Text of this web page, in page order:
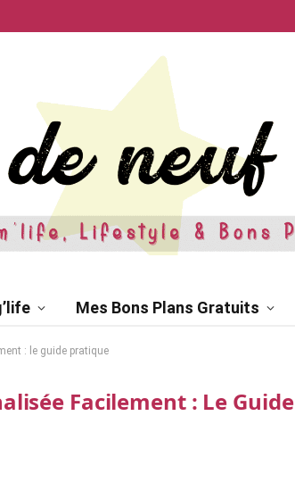
Mes Bons Plans Gratuits
: le guide pratique
Facilement : Le Guide